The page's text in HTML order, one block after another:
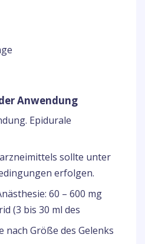
Anwendung
Epidurale
sollte unter
erfolgen.
60 – 600 mg
(3 bis 30 ml des
nach Größe des Gelenks